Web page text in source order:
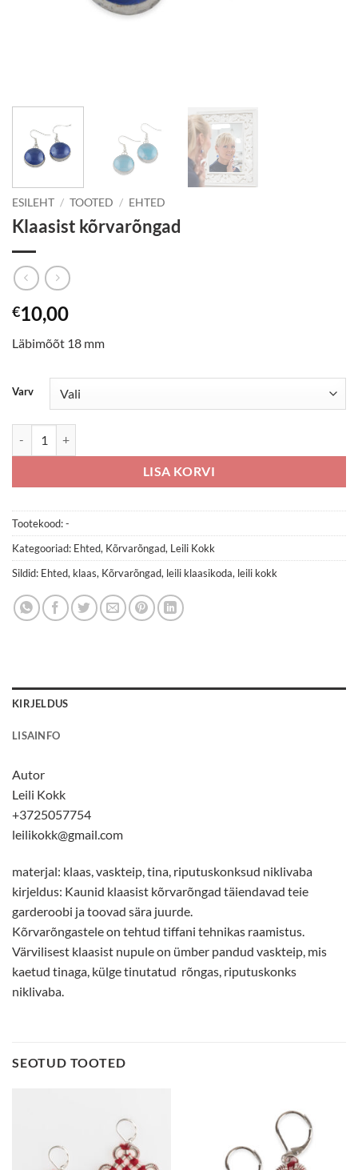
ESILEHT / TOOTED / EHTED
Klaasist kõrvarõngad
€10,00
Läbimõõt 18 mm
Varv
LISA KORVI
Tootekood:-
Kategooriad: Ehted, Kõrvarõngad, Leili Kokk
Sildid: Ehted, klaas, Kõrvarõngad, leili klaasikoda, leili kokk
KIRJELDUS
LISAINFO
Autor
Leili Kokk
+3725057754
leilikokk@gmail.com
materjal: klaas, vaskteip, tina, riputuskonksud niklivaba
kirjeldus: Kaunid klaasist kõrvarõngad täiendavad teie
garderoobi ja toovad sära juurde.
Kõrvarõngastele on tehtud tiffani tehnikas raamistus.
Värvilisest klaasist nupule on ümber pandud vaskteip, mis
kaetud tinaga, külge tinutatud rõngas, riputuskonks
niklivaba.
SEOTUD TOOTED